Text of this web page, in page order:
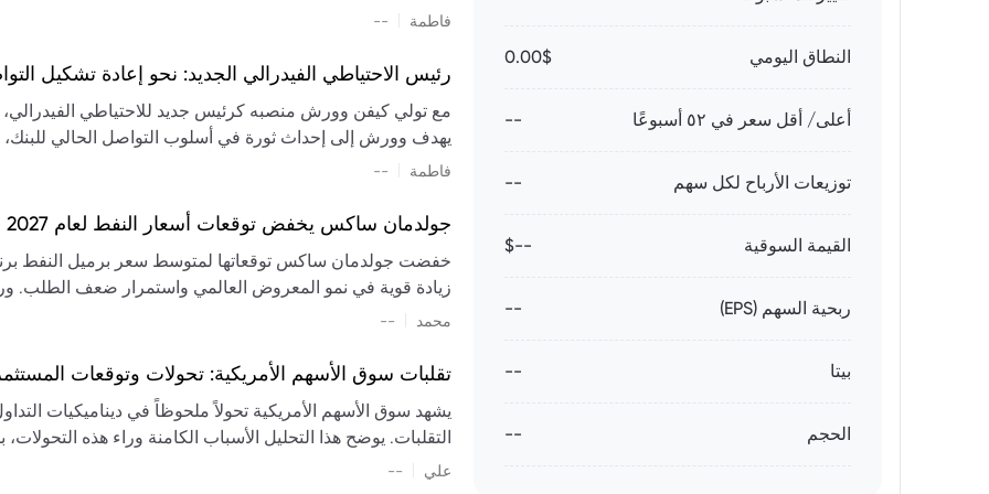
النطاق اليومي 0.00$
أعلى/ أقل سعر في ٥٢ أسبوعًا --
توزيعات الأرباح لكل سهم --
القيمة السوقية --$
ربحية السهم (EPS) --
بيتا --
الحجم --
تشكيل تقييم الصناعة، مع توقعات بارتفاع مستمر في الأسعار
فاطمة --
رئيس الاحتياطي الفيدرالي الجديد: نحو إعادة تشكيل
مع تولي كيفن وورش منصبه كرئيس جديد للاحتياطي الفيدرالي،
يهدف وورش إلى إحداث ثورة في أسلوب التواصل الحالي للبنك،
السياسة ويمنح البنك المركزي دوراً مبالغاً فيه. يسعى إلى
فاطمة --
جولدمان ساكس يخفض توقعات أسعار النفط لعام 2027 وسط تغيرات في العرض والطلب
زيادة قوية في نمو المعروض العالمي واستمرار ضعف الطلب.
العالمية في الربع الثاني
سابقًا. من المتوقع عودة صادرات دول الخليج إلى طبيعتها
عدم اليقين الجيوسياسي يمكن أن يؤدي إلى تقلبات سعرية
استمرار الاضطرابات، وسيناريوهات لانخفاض الأسعار في
إضافي.
محمد --
تقلبات سوق الأسهم الأمريكية: تحولات وتوقعات
يشهد سوق الأسهم الأمريكية تحولاً ملحوظاً في ديناميكيات
التقلبات. يوضح هذا التحليل الأسباب الكامنة وراء هذه
علي --